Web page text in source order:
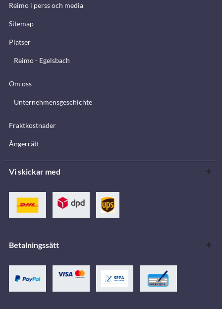
Reimo i perss och media
Sitemap
Platser
Reimo - Egelsbach
Om oss
Unternehmensgeschichte
Fraktkostnader
Ångerrätt
Vi skickar med
Betalningssätt